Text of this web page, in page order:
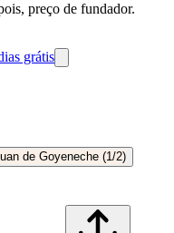
preço de fundador.
grátis